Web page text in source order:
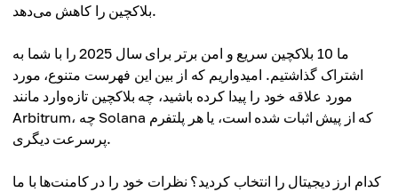
بلاکچین را کاهش می‌دهد.
ما 10 بلاکچین سریع و امن برتر برای سال 2025 را با شما به
اشتراک گذاشتیم. امیدواریم که از بین این فهرست متنوع، مورد
مورد علاقه خود را پیدا کرده باشید، چه بلاکچین تازه‌وارد مانند
Arbitrum، چه Solana که از پیش اثبات شده است، یا هر پلتفرم
پرسرعت دیگری.
کدام ارز دیجیتال را انتخاب کردید؟ نظرات خود را در کامنت‌ها با ما